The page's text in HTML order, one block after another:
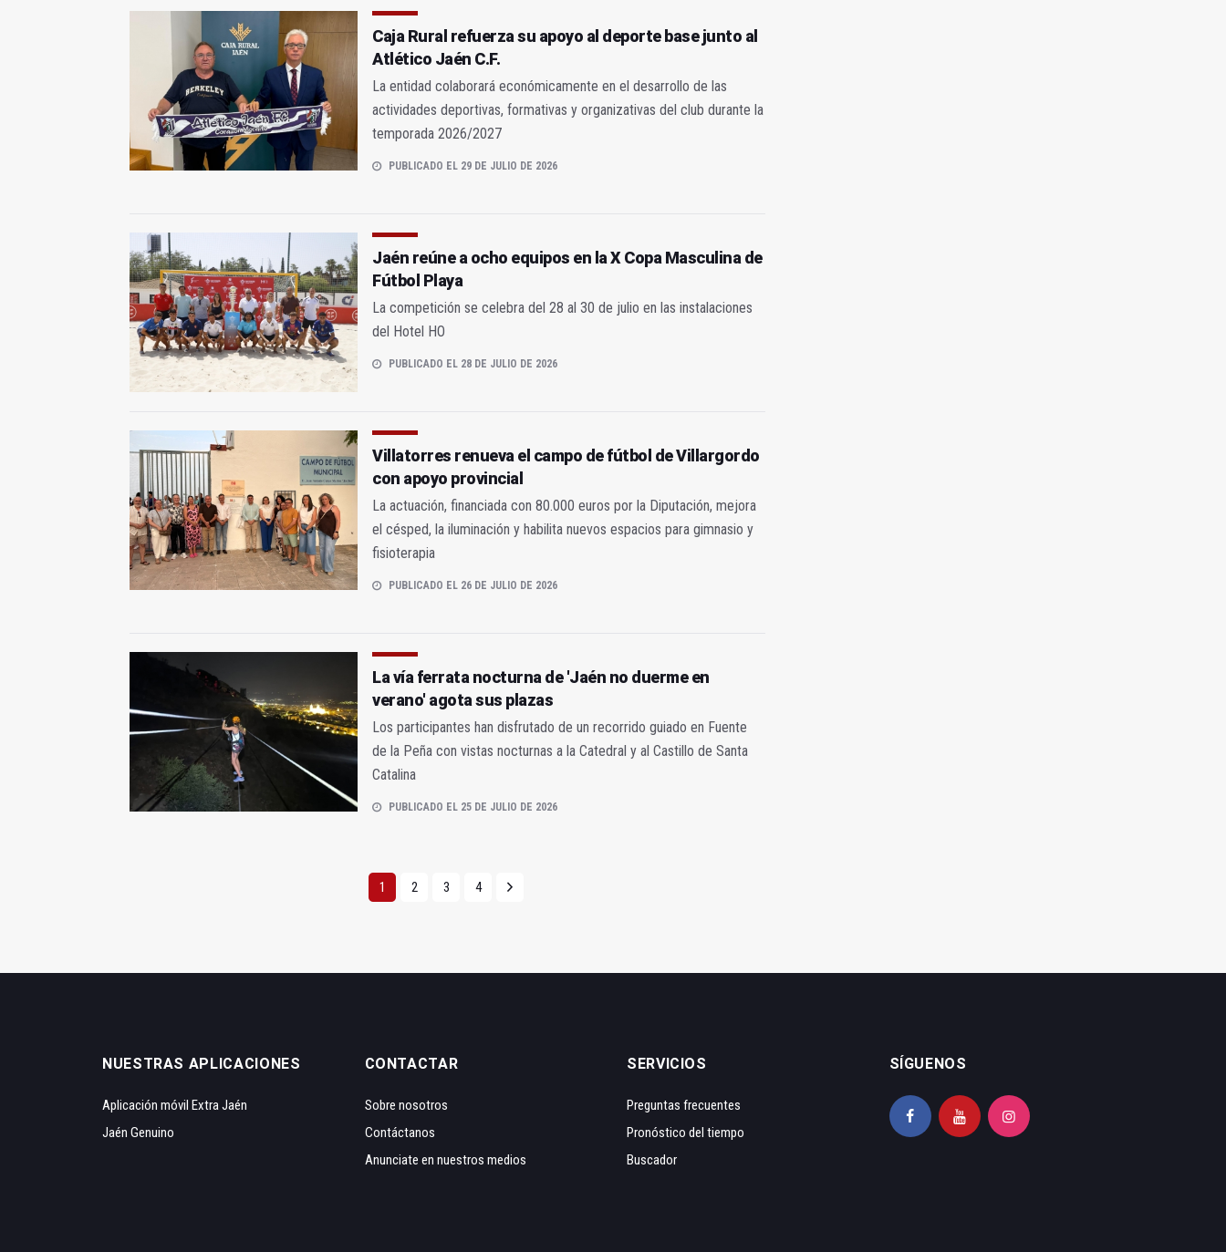
Caja Rural refuerza su apoyo al deporte base junto al
Atlético Jaén C.F.
La entidad colaborará económicamente en el desarrollo de las
actividades deportivas, formativas y organizativas del club durante la
temporada 2026/2027
PUBLICADO EL 29 DE JULIO DE 2026
Jaén reúne a ocho equipos en la X Copa Masculina de
Fútbol Playa
La competición se celebra del 28 al 30 de julio en las instalaciones
del Hotel HO
PUBLICADO EL 28 DE JULIO DE 2026
Villatorres renueva el campo de fútbol de Villargordo
con apoyo provincial
La actuación, financiada con 80.000 euros por la Diputación, mejora
el césped, la iluminación y habilita nuevos espacios para gimnasio y
fisioterapia
PUBLICADO EL 26 DE JULIO DE 2026
La vía ferrata nocturna de 'Jaén no duerme en
verano' agota sus plazas
Los participantes han disfrutado de un recorrido guiado en Fuente
de la Peña con vistas nocturnas a la Catedral y al Castillo de Santa
Catalina
PUBLICADO EL 25 DE JULIO DE 2026
1 2 3 4
NUESTRAS APLICACIONES
Aplicación móvil Extra Jaén
Jaén Genuino
CONTACTAR
Sobre nosotros
Contáctanos
Anunciate en nuestros medios
SERVICIOS
Preguntas frecuentes
Pronóstico del tiempo
Buscador
SÍGUENOS